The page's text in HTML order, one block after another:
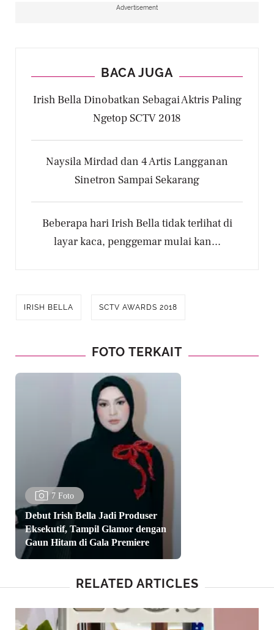
Advertisement
BACA JUGA
Irish Bella Dinobatkan Sebagai Aktris Paling
Ngetop SCTV 2018
Naysila Mirdad dan 4 Artis Langganan
Sinetron Sampai Sekarang
Beberapa hari Irish Bella tidak terlihat di
layar kaca, penggemar mulai kan...
IRISH BELLA SCTV AWARDS 2018
FOTO TERKAIT
7 Foto
Debut Irish Bella Jadi Produser
Eksekutif, Tampil Glamor dengan
Gaun Hitam di Gala Premiere
RELATED ARTICLES